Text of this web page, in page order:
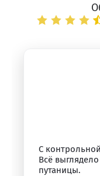
С
Всё
путаницы.